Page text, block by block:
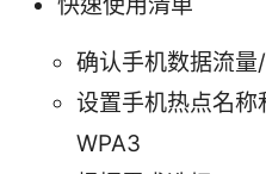
快速使用清单
确认手机数据流量
设置手机热点名称
WPA3